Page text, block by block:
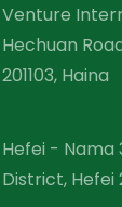
Venture
Hechuan
201103, Haina
Hefei - Nama
District, Hefei